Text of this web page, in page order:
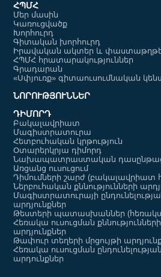
Week մրցույթի
միտված փափուկ
հմտությունների
զարգացմանը
ՀՊՄՀ
Մեր մասին
Կառուցվածք
Խորհուրդ
Գիտական խորհուրդ
Իրավական ակտեր և
ՀՊՄՀ հրատարակություններ
Գրադարան
«Սփյուռք» գիտաուսումնական
ՆՈՐՈՒԹՅՈՒՆՆԵՐ
ԴԻՄՈՐԴ
Բակալավրիատ
Մագիստրատուրա
Հետբուհական կրթություն
Օտարերկրյա դիմորդ
Նախապատրաստական
Առցանց ուսուցում
Դիմումների շարժ (բակալավրիատ
Ներբուհական քննությունների
Մագիստրատուրայի
արդյունքներ
Թեստերի պատասխաններ
Հեռակա ուսուցման քննությունների
արդյունքներ
Թափուր տեղերի մրցույթի
Հեռակա ուսուցման
արդունքներ